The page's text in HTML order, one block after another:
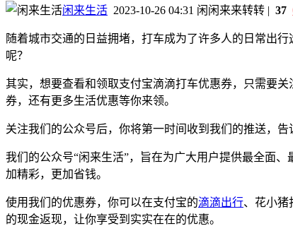
闲来生活 2023-10-26 04:31 闲闲来来转转 | 37
随着城市交通的日益拥堵，打车成为了许多人的日常出
呢？
其实，想要查看和领取支付宝滴滴打车优惠券，只需要
券，还有更多生活优惠等你来领。
关注我们的公众号后，你将第一时间收到我们的推送，
我们的公众号“闲来生活”，旨在为广大用户提供最全面
加精彩，更加省钱。
使用我们的优惠券，你可以在支付宝的滴滴出行、花小猪
的现金返现，让你享受到实实在在的优惠。